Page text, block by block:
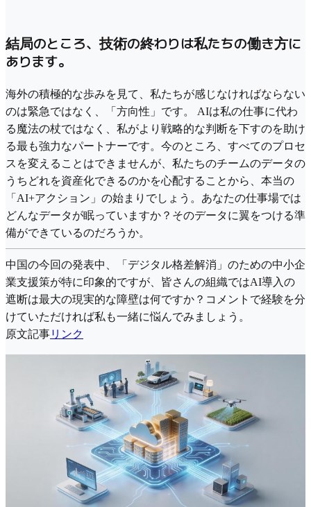
結局のところ、技術の終わりは私たちの働き方に
あります。
海外の積極的な歩みを見て、私たちが感じなければならない
のは緊急ではなく、「方向性」です。 AIは私の仕事に代わ
る魔法の杖ではなく、私がより戦略的な判断を下すのを助け
る最も強力なパートナーです。今のところ、すべてのプロセ
スを変えることはできませんが、私たちのチームのデータの
うちどれを資産化できるのかを心配することから、本当の
「AI+アクション」の始まりでしょう。あなたの仕事場では
どんなデータが眠っていますか？そのデータに翼をつける準
備ができているのだろうか。
中国の今回の発表中、「デジタル格差解消」のための中小企
業支援策が特に印象的ですが、皆さんの組織ではAI導入の
遮断は最大の現実的な障壁は何ですか？コメントで経験を分
けていただければ私も一緒に悩んでみましょう。
原文記事リンク